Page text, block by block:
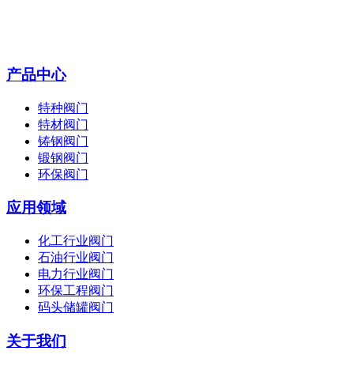
产品中心
特种阀门
特材阀门
铸钢阀门
锻钢阀门
环保阀门
应用领域
化工行业阀门
石油行业阀门
电力行业阀门
环保工程阀门
码头储罐阀门
关于我们